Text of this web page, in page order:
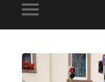
Mobile-
Menü